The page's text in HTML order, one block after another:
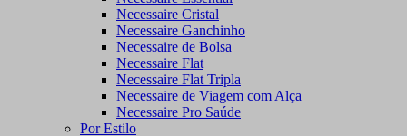
Necessaire Cristal
Necessaire Ganchinho
Necessaire de Bolsa
Necessaire Flat
Necessaire Flat Tripla
Necessaire de Viagem com Alça
Necessaire Pro Saúde
Por Estilo